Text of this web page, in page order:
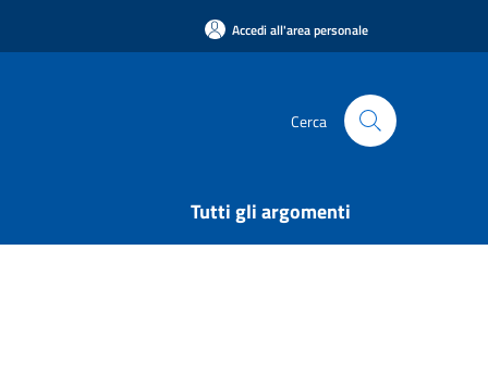
Accedi all'area personale
Cerca
Tutti gli argomenti